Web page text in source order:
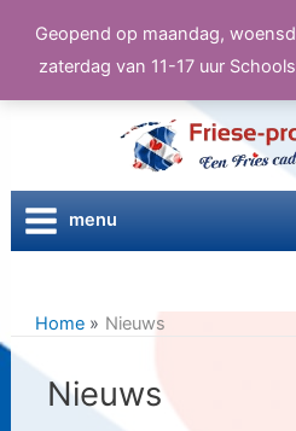
Geopend op maandag,
zaterdag van 11-17 uur
inhoud
menu
Home Nieuws
Nieuws